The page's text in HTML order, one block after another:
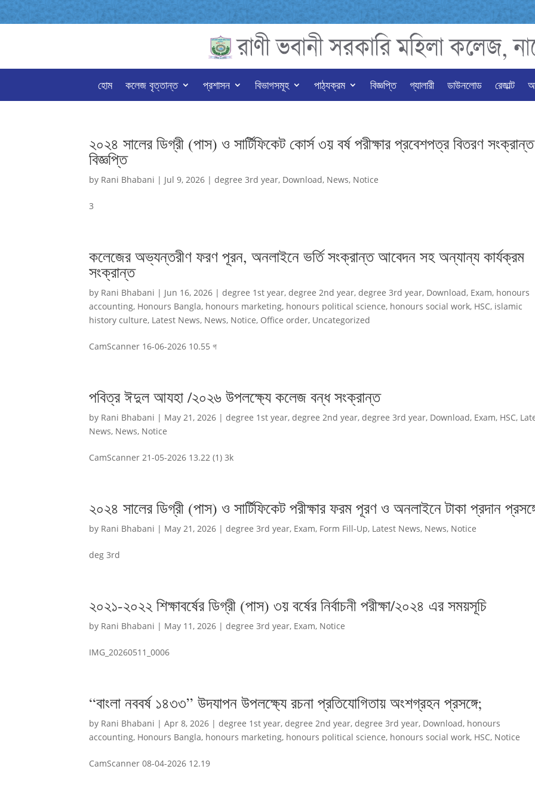
হোম কলেজ বৃত্তান্ত প্রশাসন বিভাগসমূহ পাঠ্যক্রম বিজ্ঞপ্তি গ্যালারী ডাউনলোড রেজাল্ট
২০২৪ সালের ডিগ্রী (পাস) ও সার্টিফিকেট কোর্স ৩য় বর্ষ পরীক্ষার প্রবেশপত্র বিতরণ সংক্রান্ত
বিজ্ঞপ্তি
by Rani Bhabani | Jul 9, 2026 |degree 3rd year, Download, News, Notice
3
কলেজের অভ্যন্তরীণ ফরণ পূরন, অনলাইনে ভর্তি সংক্রান্ত আবেদন সহ অন্যান্য কার্যক্রম
সংক্রান্ত
by Rani Bhabani | Jun 16, 2026 |degree 1st year,degree 2nd year,degree 3rd year, Download, Exam, honours
accounting, Honours Bangla, honours marketing, honours political science, honours social work, HSC, islamic
history culture, Latest News, News, Notice, Office order, Uncategorized
CamScanner 16-06-2026 10.55 গ
পবিত্র ঈদুল আযহা /২০২৬ উপলক্ষ্যে কলেজ বন্ধ সংক্রান্ত
by Rani Bhabani | May 21, 2026 |degree 1st year,degree 2nd year,degree 3rd year, Download, Exam, HSC,
News, News, Notice
CamScanner 21-05-2026 13.22 (1) 3k
২০২৪ সালের ডিগ্রী (পাস) ও সার্টিফিকেট পরীক্ষার ফরম পূরণ ও অনলাইনে টাকা প্রদান
by Rani Bhabani | May 21, 2026 |degree 3rd year, Exam, Form Fill-Up, Latest News, News, Notice
deg 3rd
২০২১-২০২২ শিক্ষাবর্ষের ডিগ্রী (পাস) ৩য় বর্ষের নির্বাচনী পরীক্ষা/২০২৪ এর সময়সূচি
by Rani Bhabani | May 11, 2026 |degree 3rd year, Exam, Notice
IMG_20260511_0006
“বাংলা নববর্ষ ১৪৩৩” উদযাপন উপলক্ষ্যে রচনা প্রতিযোগিতায় অংশগ্রহন প্রসঙ্গে;
by Rani Bhabani |Apr 8, 2026 |degree 1st year,degree 2nd year,degree 3rd year, Download, honours
accounting, Honours Bangla, honours marketing, honours political science, honours social work, HSC, Notice
CamScanner 08-04-2026 12.19